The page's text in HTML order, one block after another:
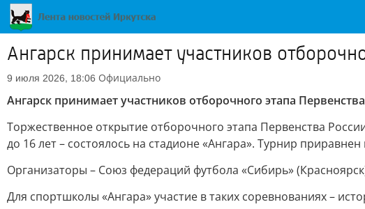
Ангарск принимает участников
9 июля 2026, 18:06 Официально
Ангарск принимает участников отборочного этапа
Торжественное открытие отборочного этапа Первенства
до 16 лет – состоялось на стадионе «Ангара». Турнир
Организаторы – Союз федераций футбола «Сибирь»
Для спортшколы «Ангара» участие в таких соревнованиях –